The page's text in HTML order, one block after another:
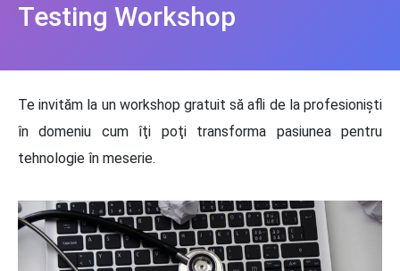
Testing Workshop
Te invităm la un workshop gratuit să afli de la profesionişti
în domeniu cum îţi poţi transforma pasiunea pentru
tehnologie în meserie.